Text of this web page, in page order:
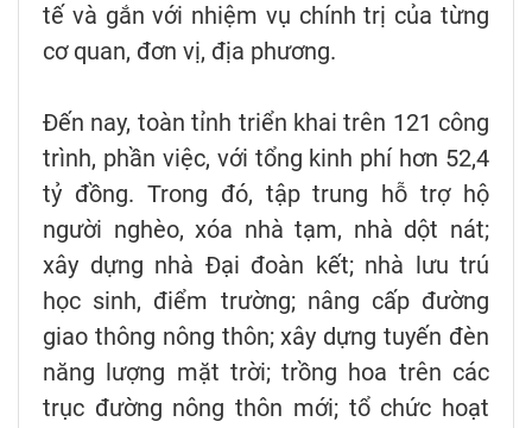
tế và gắn với nhiệm vụ chính trị của từng
cơ quan, đơn vị, địa phương.
Đến nay, toàn tỉnh triển khai trên 121 công
trình, phần việc, với tổng kinh phí hơn 52,4
tỷ đồng. Trong đó, tập trung hỗ trợ hộ
người nghèo, xóa nhà tạm, nhà dột nát;
xây dựng nhà Đại đoàn kết; nhà lưu trú
học sinh, điểm trường; nâng cấp đường
giao thông nông thôn; xây dựng tuyến đèn
năng lượng mặt trời; trồng hoa trên các
trục đường nông thôn mới; tổ chức hoạt